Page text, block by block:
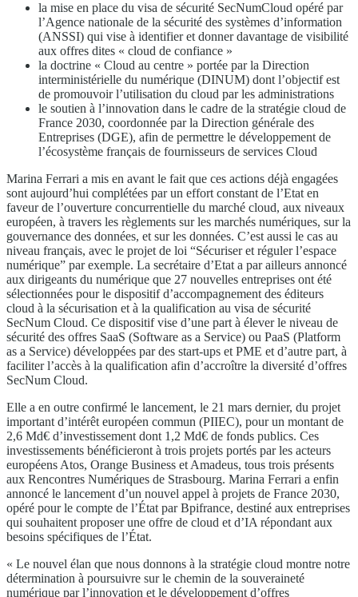
la mise en place du visa de sécurité SecNumCloud opéré par
l’Agence nationale de la sécurité des systèmes d’information
(ANSSI) qui vise à identifier et donner davantage de visibilité
aux offres dites « cloud de confiance »
la doctrine « Cloud au centre » portée par la Direction
interministérielle du numérique (DINUM) dont l’objectif est
de promouvoir l’utilisation du cloud par les administrations
le soutien à l’innovation dans le cadre de la stratégie cloud de
France 2030, coordonnée par la Direction générale des
Entreprises (DGE), afin de permettre le développement de
l’écosystème français de fournisseurs de services Cloud
Marina Ferrari a mis en avant le fait que ces actions déjà engagées
sont aujourd’hui complétées par un effort constant de l’Etat en
faveur de l’ouverture concurrentielle du marché cloud, aux niveaux
européen, à travers les règlements sur les marchés numériques, sur la
gouvernance des données, et sur les données. C’est aussi le cas au
niveau français, avec le projet de loi “Sécuriser et réguler l’espace
numérique” par exemple. La secrétaire d’Etat a par ailleurs annoncé
aux dirigeants du numérique que 27 nouvelles entreprises ont été
sélectionnées pour le dispositif d’accompagnement des éditeurs
cloud à la sécurisation et à la qualification au visa de sécurité
SecNum Cloud. Ce dispositif vise d’une part à élever le niveau de
sécurité des offres SaaS (Software as a Service) ou PaaS (Platform
as a Service) développées par des start-ups et PME et d’autre part, à
faciliter l’accès à la qualification afin d’accroître la diversité d’offres
SecNum Cloud.
Elle a en outre confirmé le lancement, le 21 mars dernier, du projet
important d’intérêt européen commun (PIIEC), pour un montant de
2,6 Md€ d’investissement dont 1,2 Md€ de fonds publics. Ces
investissements bénéficieront à trois projets portés par les acteurs
européens Atos, Orange Business et Amadeus, tous trois présents
aux Rencontres Numériques de Strasbourg. Marina Ferrari a enfin
annoncé le lancement d’un nouvel appel à projets de France 2030,
opéré pour le compte de l’État par Bpifrance, destiné aux entreprises
qui souhaitent proposer une offre de cloud et d’IA répondant aux
besoins spécifiques de l’État.
« Le nouvel élan que nous donnons à la stratégie cloud montre notre
détermination à poursuivre sur le chemin de la souveraineté
numérique par l’innovation et le développement d’offres